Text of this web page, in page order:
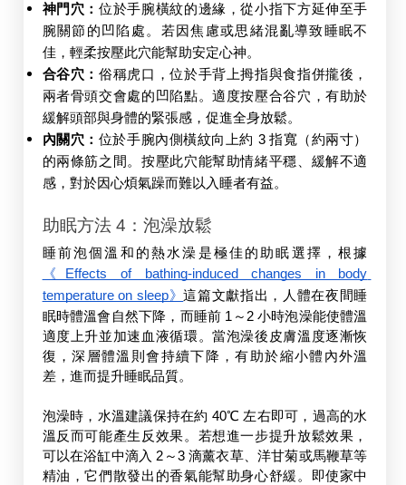
神門穴：位於手腕橫紋的邊緣，從小指下方延伸至手
腕關節的凹陷處。若因焦慮或思緒混亂導致睡眠不
佳，輕柔按壓此穴能幫助安定心神。
合谷穴：俗稱虎口，位於手背上拇指與食指併攏後，
兩者骨頭交會處的凹陷點。適度按壓合谷穴，有助於
緩解頭部與身體的緊張感，促進全身放鬆。
內關穴： 位於手腕內側橫紋向上約 3 指寬（約兩寸）
的兩條筋之間。按壓此穴能幫助情緒平穩、緩解不適
感，對於因心煩氣躁而難以入睡者有益。
助眠方法 4：泡澡放鬆
睡前泡個溫和的熱水澡是極佳的助眠選擇，根據
《Effects of bathing-induced changes in body
temperature on sleep》這篇文獻指出，人體在夜間睡
眠時體溫會自然下降，而睡前 1～2 小時泡澡能使體溫
適度上升並加速血液循環。當泡澡後皮膚溫度逐漸恢
復，深層體溫則會持續下降，有助於縮小體內外溫
差，進而提升睡眠品質。
泡澡時，水溫建議保持在約 40℃ 左右即可，過高的水
溫反而可能產生反效果。若想進一步提升放鬆效果，
可以在浴缸中滴入 2～3 滴薰衣草、洋甘菊或馬鞭草等
精油，它們散發出的香氣能幫助身心舒緩。即使家中